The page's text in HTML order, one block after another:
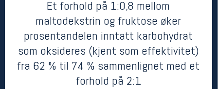
Et forhold på 1:0,8 mellom
maltodekstrin og fruktose øker
prosentandelen inntatt karbohydrat
som oksideres (kjent som effektivitet)
fra 62 % til 74 % sammenlignet med et
forhold på 2:1
kr 49